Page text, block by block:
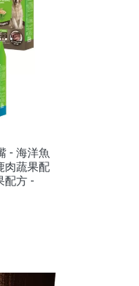
- 海洋魚
肉蔬果配
配方 -